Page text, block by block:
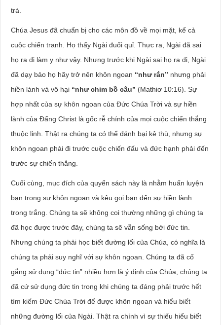
trá.
Chúa Jesus đã chuẩn bị cho các môn đồ về mọi mặt, kể cả
cuộc chiến tranh. Họ thấy Ngài đuổi quỉ. Thực ra, Ngài đã sai
họ ra đi làm y như vậy. Nhưng trước khi Ngài sai họ ra đi, Ngài
đã dạy bảo họ hãy trở nên khôn ngoan “như rắn” nhưng phải
hiền lành và vô hại “như chim bồ câu” (Mathiơ 10:16). Sự
hợp nhất của sự khôn ngoan của Đức Chúa Trời và sự hiền
lành của Đấng Christ là gốc rễ chính của mọi cuộc chiến thắng
thuộc linh. Thật ra chúng ta có thể đánh bại kẻ thù, nhưng sự
khôn ngoan phải đi trước cuộc chiến đấu và đức hạnh phải đến
trước sự chiến thắng.
Cuối cùng, mục đích của quyển sách này là nhằm huấn luyện
bạn trong sự khôn ngoan và kêu gọi bạn đến sự hiền lành
trong trắng. Chúng ta sẽ không coi thường những gì chúng ta
đã học được trước đây, chúng ta sẽ vẫn sống bởi đức tin.
Nhưng chúng ta phải học biết đường lối của Chúa, có nghĩa là
chúng ta phải suy nghĩ với sự khôn ngoan. Chúng ta đã cố
gắng sử dụng “đức tin” nhiều hơn là ý định của Chúa, chúng ta
đã cứ sử dụng đức tin trong khi chúng ta đáng phải trước hết
tìm kiếm Đức Chúa Trời để được khôn ngoan và hiểu biết
những đường lối của Ngài. Thật ra chính vì sự thiếu hiểu biết